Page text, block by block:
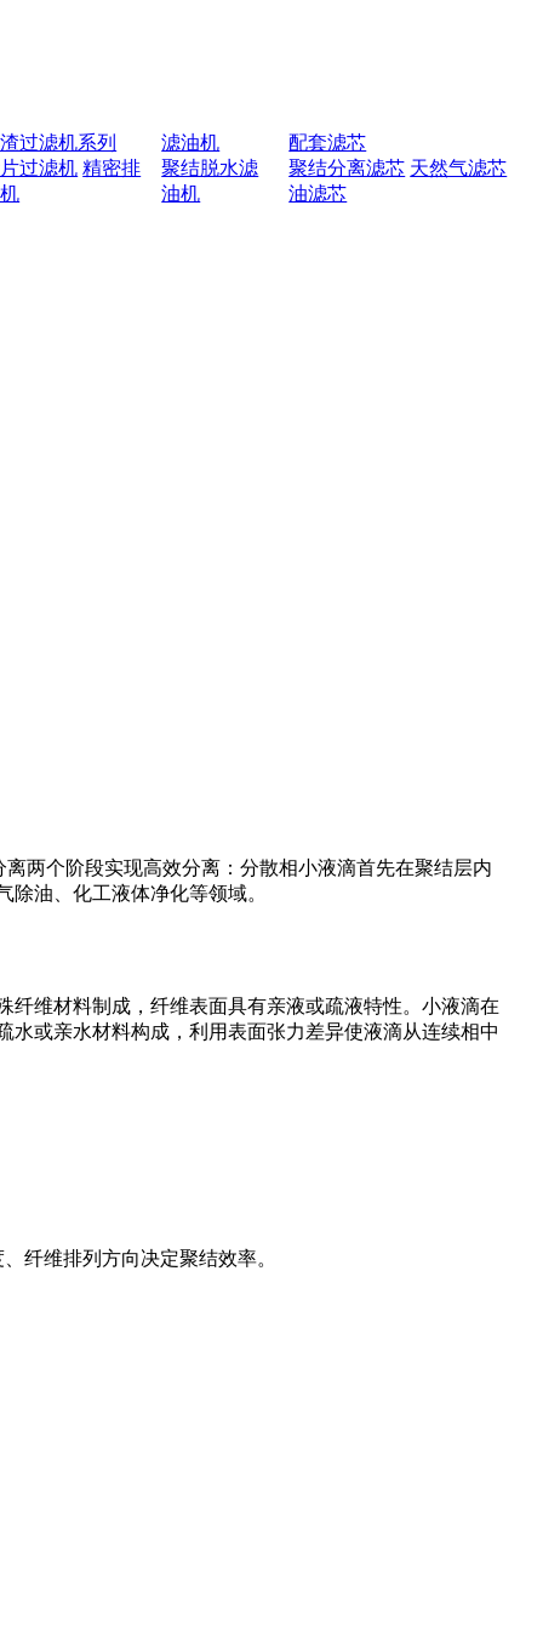
过滤机系列
过滤机 精密排
滤油机
聚结脱水滤
油机
配套滤芯
聚结分离滤芯 天然气滤芯
油滤芯
两个阶段实现高效分离：分散相小液滴首先在聚结层内
油、化工液体净化等领域。
维材料制成，纤维表面具有亲液或疏液特性。小液滴在
或亲水材料构成，利用表面张力差异使液滴从连续相中
纤维排列方向决定聚结效率。